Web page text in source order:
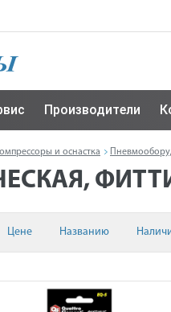
Производители
и оснастка
Цене Названию